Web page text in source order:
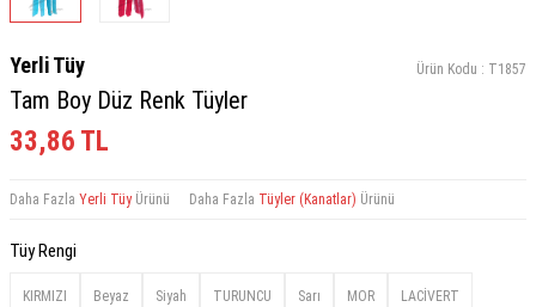
Yerli Tüy Ürün Kodu : T1857
Tam Boy Düz Renk Tüyler
33,86 TL
Daha Fazla Yerli TüyÜrünü Daha Fazla Tüyler (Kanatlar) Ürünü
Tüy Rengi
KIRMIZI Beyaz Siyah TURUNCU Sarı MOR LACİVERT